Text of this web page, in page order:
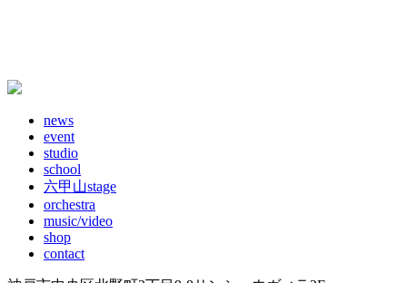
news
event
studio
school
六甲山stage
orchestra
music/video
shop
contact